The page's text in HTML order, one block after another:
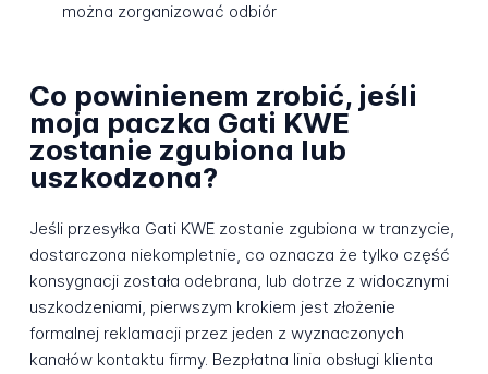
można zorganizować odbiór
Co powinienem zrobić, jeśli
moja paczka Gati KWE
zostanie zgubiona lub
uszkodzona?
Jeśli przesyłka Gati KWE zostanie zgubiona w tranzycie,
dostarczona niekompletnie, co oznacza że tylko część
konsygnacji została odebrana, lub dotrze z widocznymi
uszkodzeniami, pierwszym krokiem jest złożenie
formalnej reklamacji przez jeden z wyznaczonych
kanałów kontaktu firmy. Bezpłatna linia obsługi klienta